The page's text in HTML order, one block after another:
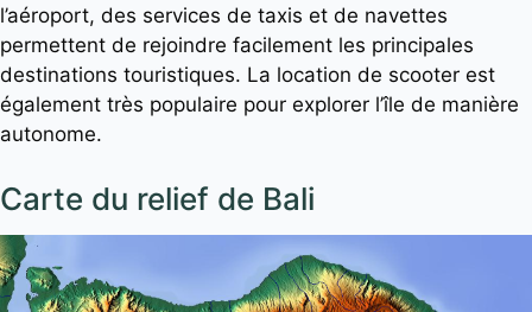
l’aéroport, des services de taxis et de navettes
permettent de rejoindre facilement les principales
destinations touristiques. La location de scooter est
également très populaire pour explorer l’île de manière
autonome.
Carte du relief de Bali